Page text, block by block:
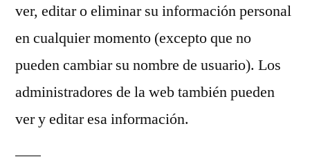
ver, editar o eliminar su información personal
en cualquier momento (excepto que no
pueden cambiar su nombre de usuario). Los
administradores de la web también pueden
ver y editar esa información.